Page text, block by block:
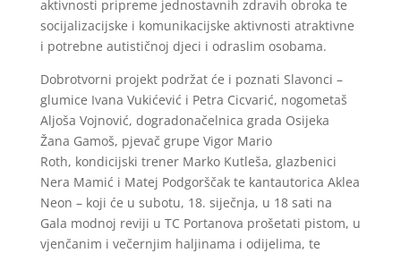
aktivnosti pripreme jednostavnih zdravih obroka te
socijalizacijske i komunikacijske aktivnosti atraktivne
i potrebne autističnoj djeci i odraslim osobama.
Dobrotvorni projekt podržat će i poznati Slavonci –
glumice Ivana Vukićević i Petra Cicvarić, nogometaš
Aljoša Vojnović, dogradonačelnica grada Osijeka
Žana Gamoš, pjevač grupe Vigor Mario
Roth, kondicijski trener Marko Kutleša, glazbenici
Nera Mamić i Matej Podgorščakte kantautorica Aklea
Neon – koji će u subotu, 18. siječnja, u 18 sati na
Gala modnoj reviji u TC Portanova prošetati pistom, u
vjenčanim i večernjim haljinama i odijelima, te